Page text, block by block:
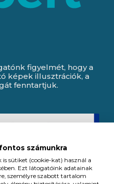
figyelmét, hogy a
képek illusztrációk, a
fenntartjuk.
számunkra
sütiket (cookie-kat) használ a
Ezt látogatóink adatainak
személyre szabott tartalom